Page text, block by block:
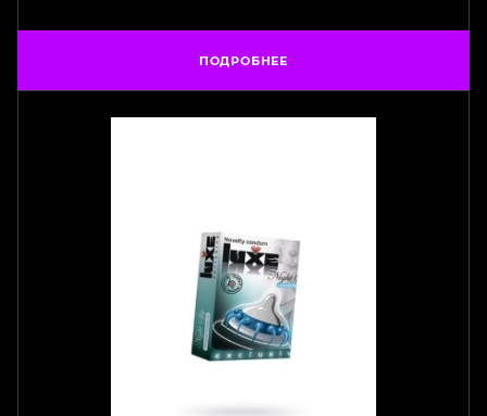
ПОДРОБНЕЕ